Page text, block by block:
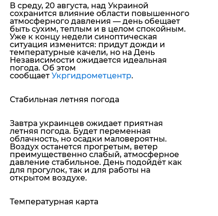
В среду, 20 августа, над Украиной
сохранится влияние области повышенного
атмосферного давления — день обещает
быть сухим, теплым и в целом спокойным.
Уже к концу недели синоптическая
ситуация изменится: придут дожди и
температурные качели, но на День
Независимости ожидается идеальная
погода. Об этом
сообщает Укргидрометцентр.
Стабильная летняя погода
Завтра украинцев ожидает приятная
летняя погода. Будет переменная
облачность, но осадки маловероятны.
Воздух останется прогретым, ветер
преимущественно слабый, атмосферное
давление стабильное. День подойдёт как
для прогулок, так и для работы на
открытом воздухе.
Температурная карта